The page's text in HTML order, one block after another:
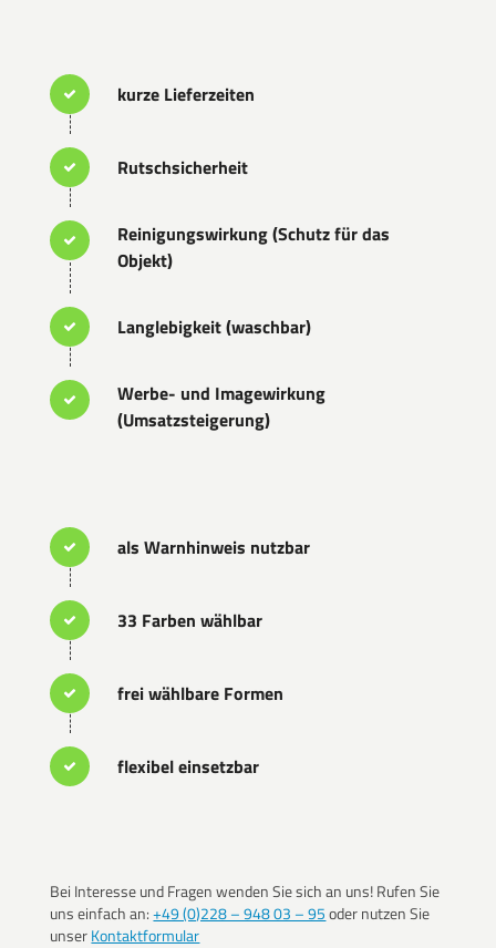
kurze Lieferzeiten
Rutschsicherheit
Reinigungswirkung (Schutz für das
Objekt)
Langlebigkeit (waschbar)
Werbe- und Imagewirkung
(Umsatzsteigerung)
als Warnhinweis nutzbar
33 Farben wählbar
frei wählbare Formen
flexibel einsetzbar
Bei Interesse und Fragen wenden Sie sich an uns! Rufen Sie
uns einfach an:+49 (0)228 – 948 03 – 95oder nutzen Sie
unserKontaktformular